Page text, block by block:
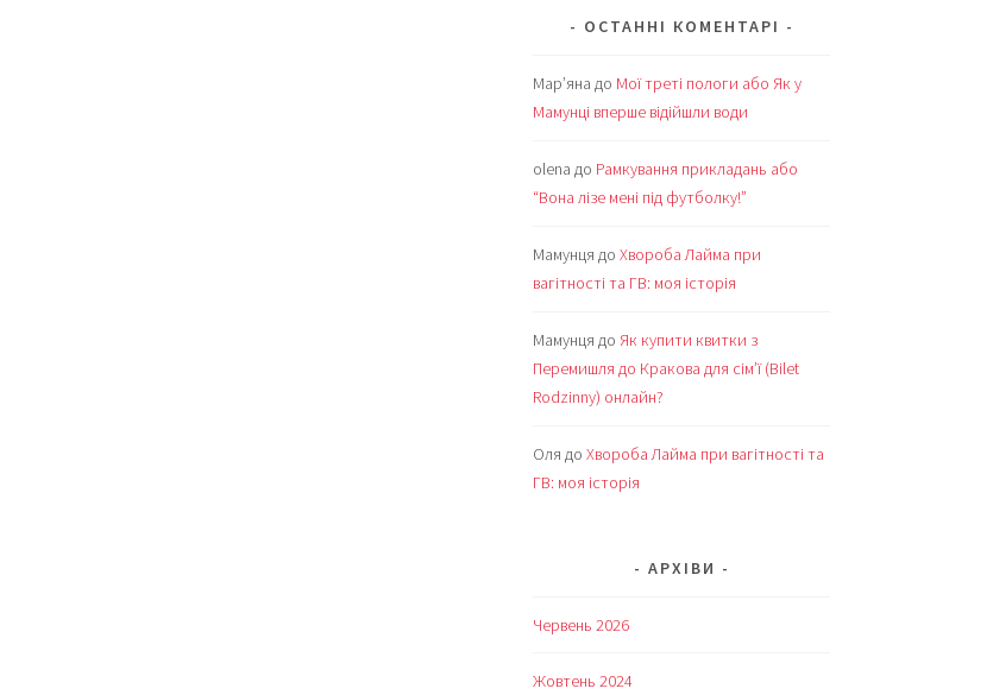
ОСТАННІ КОМЕНТАРІ
Мар’яна до Мої треті пологи або Як у
Мамунці вперше відійшли води
olena до Рамкування прикладань або
“Вона лізе мені під футболку!”
Мамунця до Хвороба Лайма при
вагітності та ГВ: моя історія
Мамунця до Як купити квитки з
Перемишля до Кракова для сім’ї (Bilet
Rodzinny) онлайн?
Оля до Хвороба Лайма при вагітності та
ГВ: моя історія
АРХІВИ
Червень 2026
Жовтень 2024